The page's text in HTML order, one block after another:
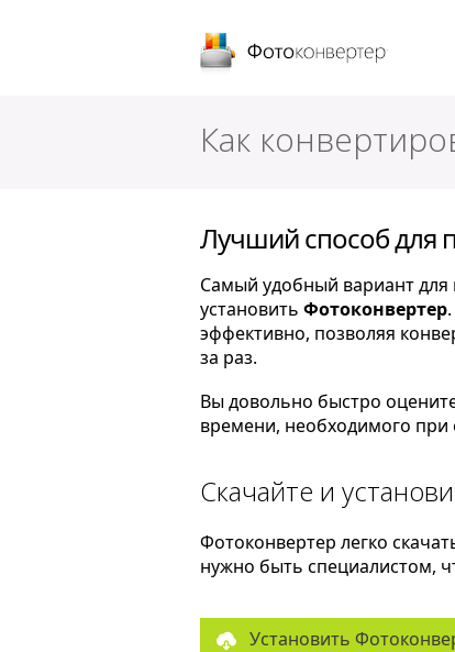
Как
Лучший способ для
Самый удобный вариант для
установить Фотоконвертер
эффективно, позволяя
за раз.
Вы довольно быстро
времени, необходимого
Скачайте и
Фотоконвертер легко
нужно быть специалистом,
Установить